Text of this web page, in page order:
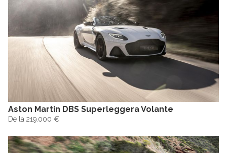
Aston Martin DBS Superleggera Volante
De la 219.000 €